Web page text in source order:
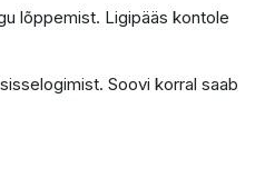
lõppemist. Ligipääs kontole
Soovi korral saab